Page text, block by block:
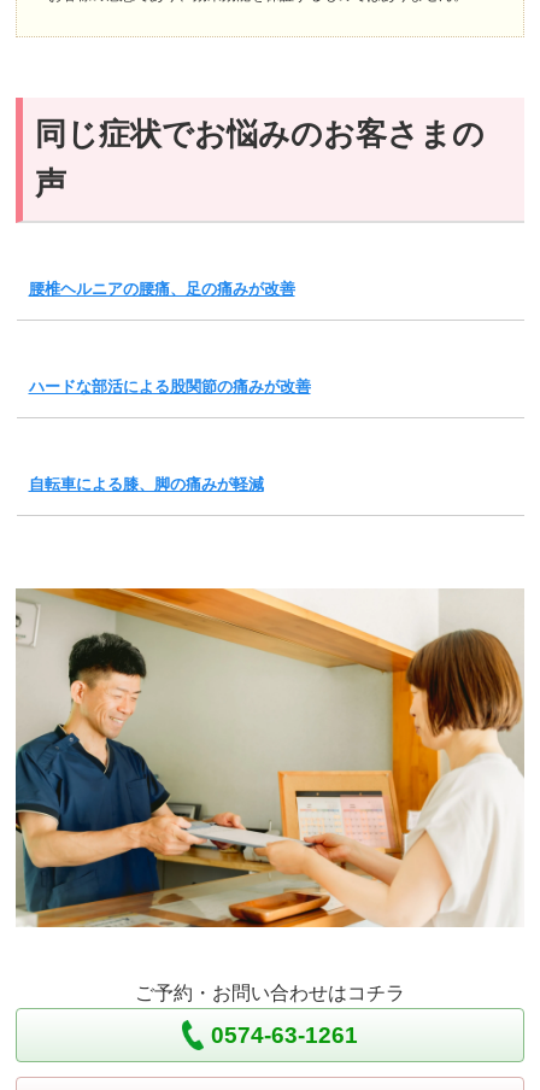
同じ症状でお悩みのお客さまの
声
腰椎ヘルニアの腰痛、足の痛みが改善
ハードな部活による股関節の痛みが改善
自転車による膝、脚の痛みが軽減
ご予約・お問い合わせはコチラ
0574-63-1261